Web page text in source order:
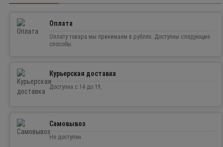
Оплата
Оплату товара мы принимаем в рублях. Доступны следующие
способы.
Курьерская доставка
Доступна с 14 до 19,
Самовывоз
Не доступен.